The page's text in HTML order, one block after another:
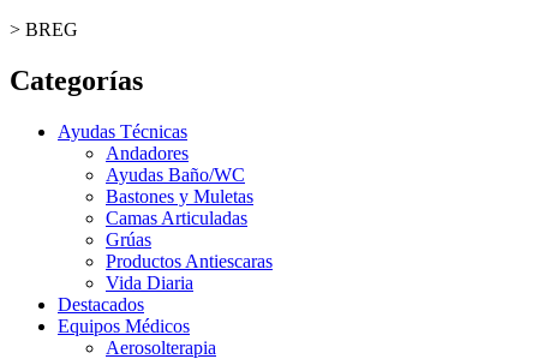
> BREG
Categorías
Ayudas Técnicas
Andadores
Ayudas Baño/WC
Bastones y Muletas
Camas Articuladas
Grúas
Productos Antiescaras
Vida Diaria
Destacados
Equipos Médicos
Aerosolterapia